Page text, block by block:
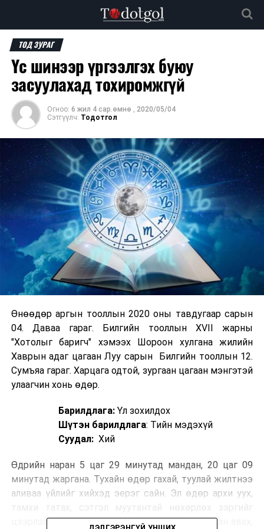
ТОД ЗУРАГ
Үс шинээр үргээлгэх буюу
засуулахад тохиромжгүй
Огноо: 6 жил 4 сар.өмнө , 2020/05/04
Сэтгүүлч: Тодотгол
Өнөөдөр аргын тооллын 2020 оны тавдугаар сарын
04. Даваа гараг. Билгийн тооллын XVII жарны
"Хотолыг баригч" хэмээх Шороон хулгана жилийн
Хаврын адаг цагаан Луу сарын Билгийн тооллын 12.
Сумъяа гараг. Харцага одтой, зургаан цагаан мэнгэтэй
улаагчин хонь өдөр.
Барилдлага: Үл зохилдох
Шүтэн барилдлага: Тийн мэдэхүй
Суудал: Хий
Өдрийн наран 5 цаг 29 минутад мандан, 20 цаг 09
минутад жаргана. Тухайн өдөр гахай, туулай жилтнээ
аливаа үйлийг хийхэд эерэг сайн. Эл өдөр архи уух,
цээрлэх хэрэгтэй ба угаал үйлдэх, мал худалдан авах,